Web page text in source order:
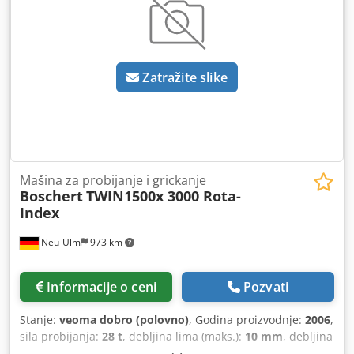
Zatražite slike
Neu-Ulm 973 km
Mašina za probijanje i grickanje
BoschertTWIN1500x 3000 Rota-
Index
Informacije o ceni Pozvati
Stanje: veoma dobro (polovno), Godina proizvodnje: 2006,
sila probijanja: 28 t, debljina lima (maks.): 10 mm, debljina